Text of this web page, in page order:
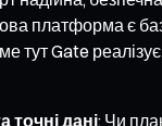
платформа є
тут Gate
точні дані: Чи